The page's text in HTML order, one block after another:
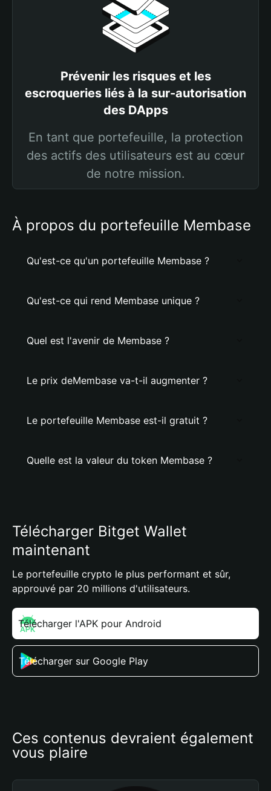
Prévenir les risques et les
escroqueries liés à la sur-autorisation
des DApps
En tant que portefeuille, la protection
des actifs des utilisateurs est au cœur
de notre mission.
À propos du portefeuille Membase
Qu'est-ce qu'un portefeuille Membase ?
Qu'est-ce qui rend Membase unique ?
Quel est l'avenir de Membase ?
Le prix deMembase va-t-il augmenter ?
Le portefeuille Membase est-il gratuit ?
Quelle est la valeur du token Membase ?
Télécharger Bitget Wallet
maintenant
Le portefeuille crypto le plus performant et sûr,
approuvé par 20 millions d'utilisateurs.
Télécharger l'APK pour Android
Télécharger sur Google Play
Ces contenus devraient également
vous plaire